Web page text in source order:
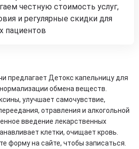
честную стоимость услуг,
и регулярные скидки для
пациентов
предлагает Детокс капельницу для
обмена веществ.
улучшает самочувствие,
отравления и алкогольной
введение лекарственных
клетки, очищает кровь.
форму на сайте, чтобы записаться.